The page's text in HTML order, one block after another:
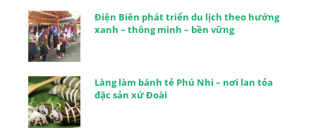
Điện Biên phát triển du lịch theo hướng
xanh – thông minh – bền vững
Làng làm bánh tẻ Phú Nhi – nơi lan tỏa
đặc sản xứ Đoài